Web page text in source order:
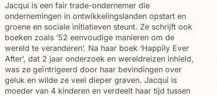
Jacqui is een fair trade-ondernemer die
ondernemingen in ontwikkelingslanden opstart en
groene en sociale initiatieven steunt. Ze schrijft ook
boeken zoals ’52 eenvoudige manieren om de
wereld te veranderen’. Na haar boek ‘Happily Ever
After’, dat 2 jaar onderzoek en wereldreizen inhield,
was ze geïntrigeerd door haar bevindingen over
geluk en wilde ze veel dieper graven. Jacqui is
moeder van 4 kinderen en verdeelt haar tijd tussen